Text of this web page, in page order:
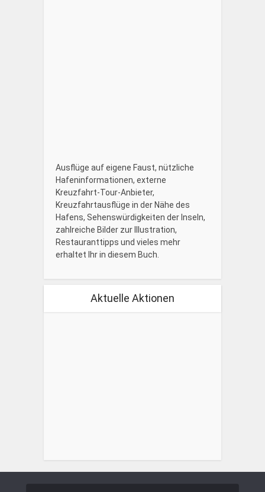
Ausflüge auf eigene Faust, nützliche
Hafeninformationen, externe
Kreuzfahrt-Tour-Anbieter,
Kreuzfahrtausflüge in der Nähe des
Hafens, Sehenswürdigkeiten der Inseln,
zahlreiche Bilder zur Illustration,
Restauranttipps und vieles mehr
erhaltet Ihr in diesem Buch.
Aktuelle Aktionen